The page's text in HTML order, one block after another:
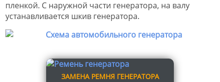
пленкой. С наружной части генератора, на валу
устанавливается шкив генератора.
ЗАМЕНА РЕМНЯ ГЕНЕРАТОРА